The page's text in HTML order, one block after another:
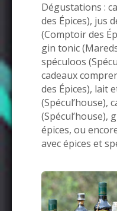
Dégustations :
des Épices), jus
(Comptoir des
gin tonic
spéculoos
cadeaux
des Épices), lait
(Spécul’house),
(Spécul’house),
épices, ou
avec épices et